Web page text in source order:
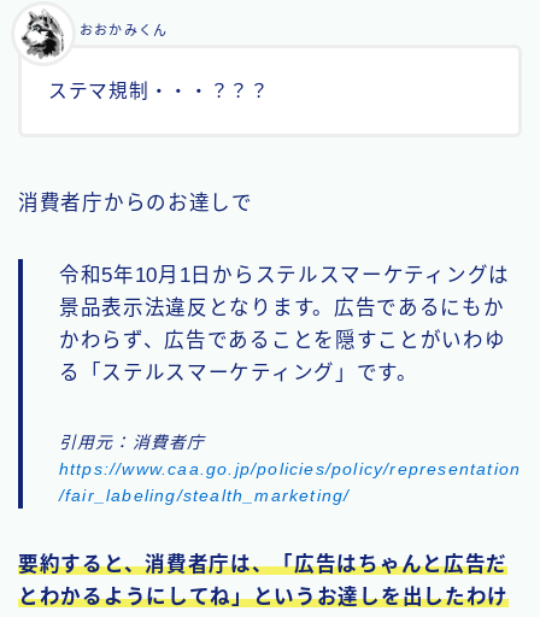
ステマ規制・・・？？？
おおかみくん
消費者庁からのお達しで
令和5年10月1日からステルスマーケティングは
景品表示法違反となります。広告であるにもか
かわらず、広告であることを隠すことがいわゆ
る「ステルスマーケティング」です。
引用元：消費者庁
https://www.caa.go.jp/policies/policy/representation
/fair_labeling/stealth_marketing/
要約すると、消費者庁は、「広告はちゃんと広告だ
とわかるようにしてね」というお達しを出したわけ